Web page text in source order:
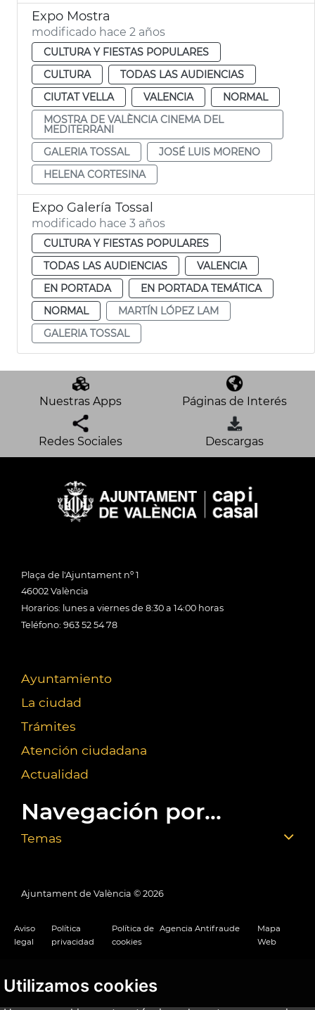
Utilizamos cookies
Expo Mostra
modificado hace 2 años
CULTURA Y FIESTAS POPULARES
CULTURA
TODAS LAS AUDIENCIAS
CIUTAT VELLA
VALENCIA
NORMAL
MOSTRA DE VALÈNCIA CINEMA DEL
MEDITERRANI
GALERIA TOSSAL
JOSÉ LUIS MORENO
HELENA CORTESINA
Expo Galería Tossal
modificado hace 3 años
CULTURA Y FIESTAS POPULARES
TODAS LAS AUDIENCIAS
VALENCIA
EN PORTADA
EN PORTADA TEMÁTICA
NORMAL
MARTÍN LÓPEZ LAM
GALERIA TOSSAL
Nuestras Apps Páginas de Interés
Redes Sociales Descargas
Plaça de l'Ajuntament nº 1
46002 València
Horarios: lunes a viernes de 8:30 a 14:00 horas
Teléfono: 963 52 54 78
Ayuntamiento
La ciudad
Trámites
Atención ciudadana
Actualidad
Navegación por...
Temas
Ajuntament de València © 2026
Aviso
legal
Política
privacidad
Política de
cookies
Agencia Antifraude
Mapa
Web